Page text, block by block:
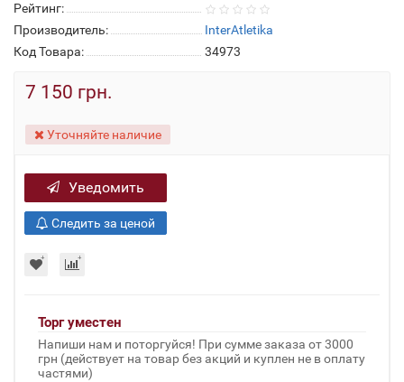
Рейтинг:
Производитель:
InterAtletika
Код Товара:
34973
7 150 грн.
Уточняйте наличие
Уведомить
Следить за ценой
Торг уместен
Напиши нам и поторгуйся! При сумме заказа от 3000
грн (действует на товар без акций и куплен не в оплату
частями)